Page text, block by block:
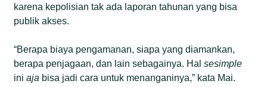
karena kepolisian tak ada laporan tahunan yang bisa
publik akses.
“Berapa biaya pengamanan, siapa yang diamankan,
berapa penjagaan, dan lain sebagainya. Halsesimple
iniaja bisa jadi cara untuk menanganinya,” kata Mai.